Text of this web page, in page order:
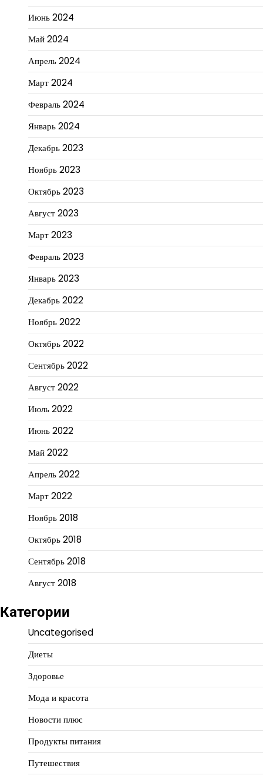
Июнь 2024
Май 2024
Апрель 2024
Март 2024
Февраль 2024
Январь 2024
Декабрь 2023
Ноябрь 2023
Октябрь 2023
Август 2023
Март 2023
Февраль 2023
Январь 2023
Декабрь 2022
Ноябрь 2022
Октябрь 2022
Сентябрь 2022
Август 2022
Июль 2022
Июнь 2022
Май 2022
Апрель 2022
Март 2022
Ноябрь 2018
Октябрь 2018
Сентябрь 2018
Август 2018
Категории
Uncategorised
Диеты
Здоровье
Мода и красота
Новости плюс
Продукты питания
Путешествия